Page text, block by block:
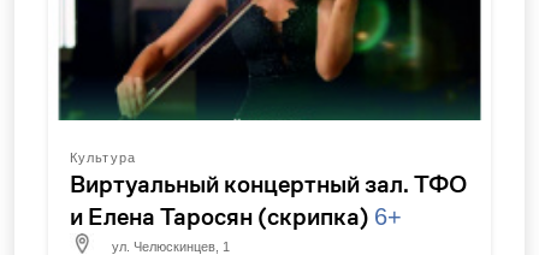
Культура
Виртуальный концертный зал. ТФО
и Елена Таросян (скрипка) 6+
ул. Челюскинцев, 1